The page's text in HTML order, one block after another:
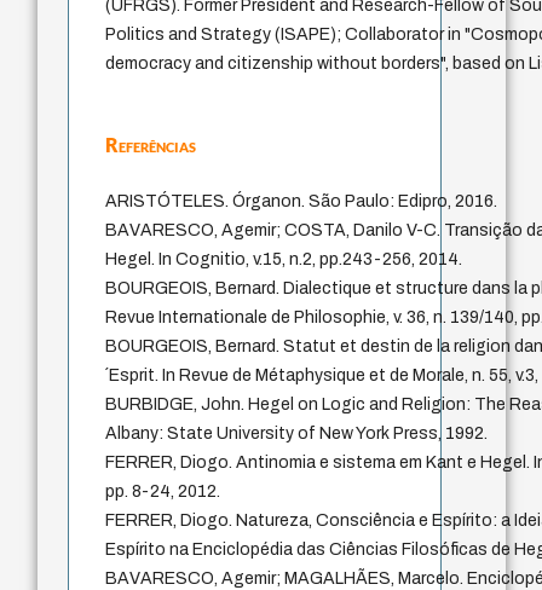
(UFRGS). Former President and Research-Fellow of
Politics and Strategy (ISAPE); Collaborator in
democracy and citizenship without borders", based on
Referências
ARISTÓTELES. Órganon. São Paulo: Edipro, 2016.
BAVARESCO, Agemir; COSTA, Danilo V-C. Transição
Hegel. In Cognitio, v.15, n.2, pp.243-256, 2014.
BOURGEOIS, Bernard. Dialectique et structure dans la
Revue Internationale de Philosophie, v. 36, n. 139/140,
BOURGEOIS, Bernard. Statut et destin de la religion
´Esprit. In Revue de Métaphysique et de Morale, n. 55,
BURBIDGE, John. Hegel on Logic and Religion: The
Albany: State University of New York Press, 1992.
FERRER, Diogo. Antinomia e sistema em Kant e Hegel.
pp. 8-24, 2012.
FERRER, Diogo. Natureza, Consciência e Espírito: a
Espírito na Enciclopédia das Ciências Filosóficas de
BAVARESCO, Agemir; MAGALHÃES, Marcelo.